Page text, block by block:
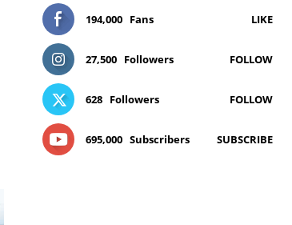
194,000 Fans LIKE
27,500 Followers FOLLOW
628 Followers FOLLOW
695,000 Subscribers SUBSCRIBE